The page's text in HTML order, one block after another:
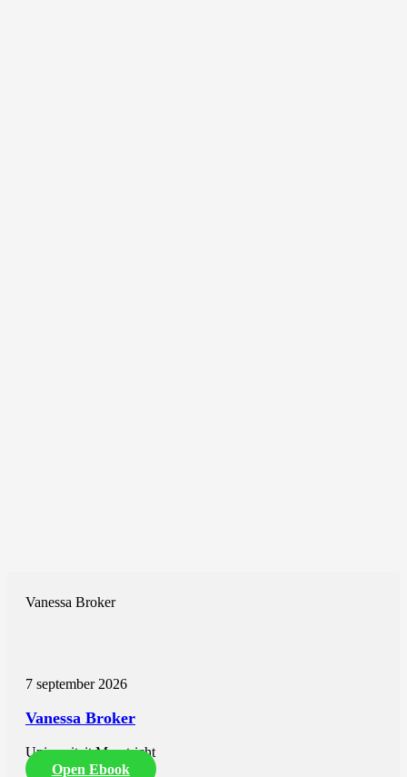
Vanessa Broker
7 september 2026
Vanessa Broker
Universiteit Maastricht
Open Ebook